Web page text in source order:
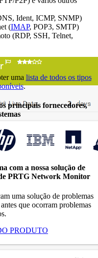
Ident, ICMP, SNMP)
(IMAP, POP3, SMTP)
(RDP, SSH, Telnet,
uma lista de todos os tipos
.
principais fornecedores,
com a nossa solução de
PRTG Network Monitor
uma solução de problemas
que ocorram problemas
PRODUTO